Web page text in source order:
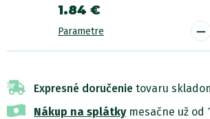
1.84 €
Parametre -
Expresné doručenie tovaru
Nákup na splátkymesačne už od